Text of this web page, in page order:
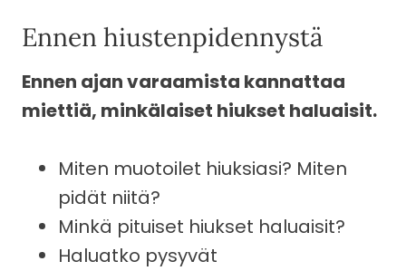
Ennen hiustenpidennystä
Ennen ajan varaamista kannattaa
miettiä, minkälaiset hiukset haluaisit.
Miten muotoilet hiuksiasi? Miten
pidät niitä?
Minkä pituiset hiukset haluaisit?
Haluatko pysyvät